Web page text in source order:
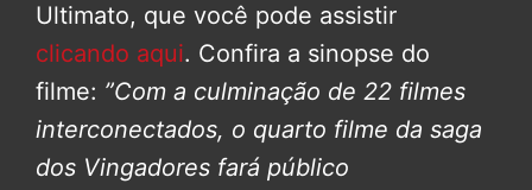
Ultimato, que você pode assistir
clicando aqui. Confira a sinopse do
filme: ”Com a culminação de 22 filmes
interconectados, o quarto filme da saga
dos Vingadores fará público